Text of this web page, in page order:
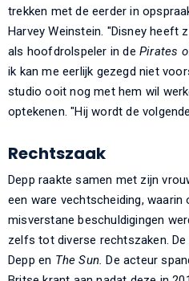
trekken met de eerder in
Harvey Weinstein. "Disney heeft
als hoofdrolspeler in de Pirates
ik kan me eerlijk gezegd niet
studio ooit nog met hem wil
optekenen. "Hij wordt de
Rechtszaak
Depp raakte samen met zijn
een ware vechtscheiding, waarin
misverstane beschuldigingen
zelfs tot diverse rechtszaken.
Depp en The Sun.De acteur